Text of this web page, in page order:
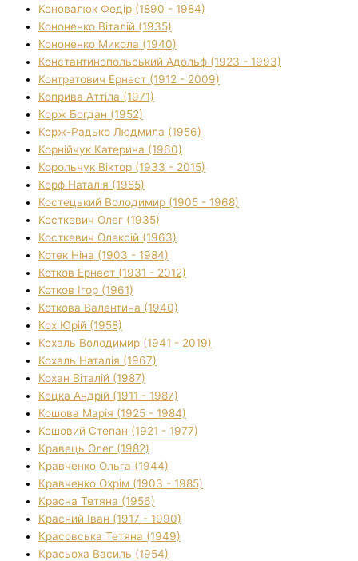
Коновалюк Федір (1890 - 1984)
Кононенко Віталій (1935)
Кононенко Микола (1940)
Константинопольський Адольф (1923 - 1993)
Контратович Ернест (1912 - 2009)
Коприва Аттіла (1971)
Корж Богдан (1952)
Корж-Радько Людмила (1956)
Корнійчук Катерина (1960)
Корольчук Віктор (1933 - 2015)
Корф Наталія (1985)
Костецький Володимир (1905 - 1968)
Косткевич Олег (1935)
Косткевич Олексій (1963)
Котек Ніна (1903 - 1984)
Котков Ернест (1931 - 2012)
Котков Ігор (1961)
Коткова Валентина (1940)
Кох Юрій (1958)
Кохаль Володимир (1941 - 2019)
Кохаль Наталія (1967)
Кохан Віталій (1987)
Коцка Андрій (1911 - 1987)
Кошова Марія (1925 - 1984)
Кошовий Степан (1921 - 1977)
Кравець Олег (1982)
Кравченко Ольга (1944)
Кравченко Охрім (1903 - 1985)
Красна Тетяна (1956)
Красний Іван (1917 - 1990)
Красовська Тетяна (1949)
Красьоха Василь (1954)